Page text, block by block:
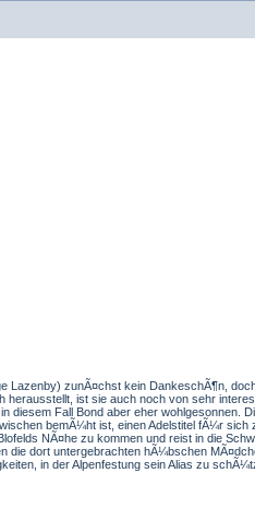
Lazenby) zunÃ¤chst kein DankeschÃ¶n,
ist sie auch noch von sehr
Fall Bond aber eher wohlgesonnen.
bemÃ¼ht ist, einen Adelstitel fÃ¼r sich
NÃ¤he zu kommen und reist in die
die dort untergebrachten hÃ¼bschen
in der Alpenfestung sein Alias zu